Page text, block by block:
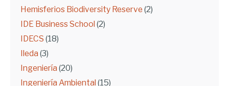
Hemisferios Biodiversity Reserve (2)
IDE Business School (2)
IDECS (18)
Ileda (3)
Ingeniería (20)
Ingeniería Ambiental (15)